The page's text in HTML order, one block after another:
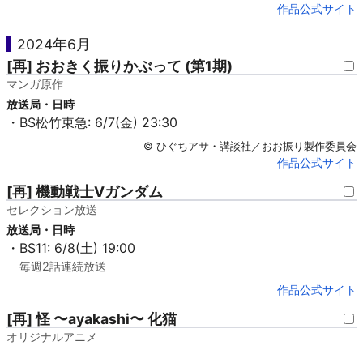
作品公式サイト
2024年6月
[再] おおきく振りかぶって (第1期)
マンガ原作
放送局・日時
・BS松竹東急: 6/7(金) 23:30
© ひぐちアサ・講談社／おお振り製作委員会
作品公式サイト
[再] 機動戦士Vガンダム
セレクション放送
放送局・日時
・BS11: 6/8(土) 19:00
毎週2話連続放送
作品公式サイト
[再] 怪 〜ayakashi〜 化猫
オリジナルアニメ